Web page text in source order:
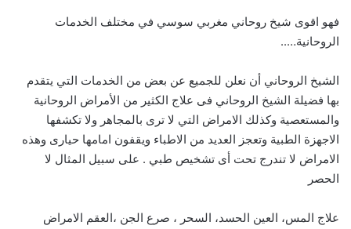
فهو اقوى شيخ روحاني مغربي سوسي في مختلف الخدمات
الروحانية…..
الشيخ الروحاني أن نعلن للجميع عن بعض من الخدمات التي يتقدم
بها فضيلة الشيخ الروحاني فى علاج الكثير من الأمراض الروحانية
والمستعصية وكذلك الامراض التي لا ترى بالمجاهر ولا تكشفها
الاجهزة الطبية وتعجز العديد من الاطباء ويقفون امامها حيارى وهذه
الامراض لا تندرج تحت أى تشخيص طبي . على سبيل المثال لا
الحصر
علاج المس، العين الحسد، السحر ، صرع الجن ،العقم الامراض